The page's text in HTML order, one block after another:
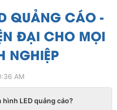
QUẢNG CÁO -
ĐẠI CHO MỌI
NGHIỆP
AM
LED quảng cáo?